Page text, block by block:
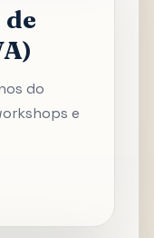
de
do
e